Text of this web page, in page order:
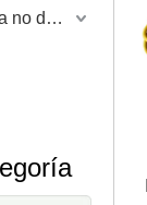
Instrumentos de prueba no destructivos